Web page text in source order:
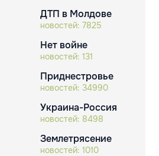
ДТП в Молдове
новостей: 7825
Нет войне
новостей: 131
Приднестровье
новостей: 34990
Украина-Россия
новостей: 8498
Землетрясение
новостей: 1010